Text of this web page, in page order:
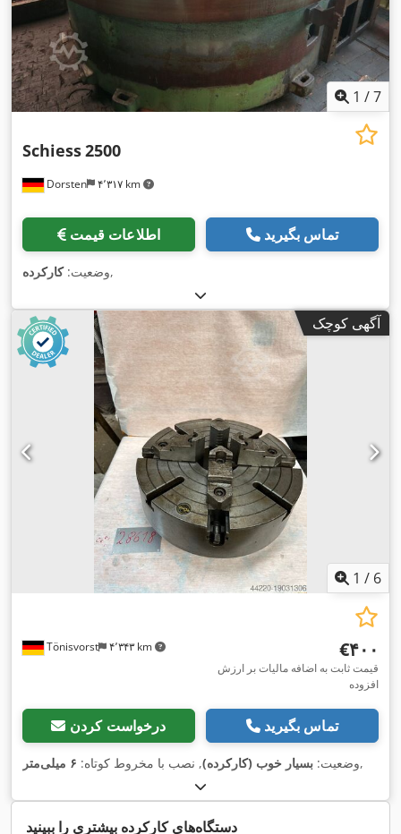
1 /7
Dorsten ۴٬۳۱۷ km
Schiess2500
اطلاعات قیمت تماس بگیرید
وضعیت:کارکرده ,
آگهی کوچک
1 / 6
Tönisvorst ۴٬۳۴۳ km ‎€۴۰۰
قیمت ثابت به اضافه مالیات بر ارزش
افزوده
درخواست کردن تماس بگیرید
وضعیت: بسیار خوب (کارکرده), نصب با مخروط کوتاه: ۶ میلی‌متر ,
دستگاه‌های کارکرده بیشتری را ببینید